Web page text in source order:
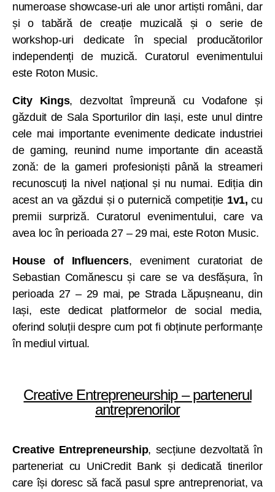
numeroase showcase-uri ale unor artiști români, dar
și o tabără de creație muzicală și o serie de
workshop-uri dedicate în special producătorilor
independenți de muzică. Curatorul evenimentului
este Roton Music.
City Kings, dezvoltat împreună cu Vodafone și
găzduit de Sala Sporturilor din Iași, este unul dintre
cele mai importante evenimente dedicate industriei
de gaming, reunind nume importante din această
zonă: de la gameri profesioniști până la streameri
recunoscuți la nivel național și nu numai. Ediția din
acest an va găzdui și o puternică competiție 1v1,cu
premii surpriză. Curatorul evenimentului, care va
avea loc în perioada 27 – 29 mai, este Roton Music.
House of Influencers, eveniment curatoriat de
Sebastian Comănescu și care se va desfășura, în
perioada 27 – 29 mai, pe Strada Lăpușneanu, din
Iași, este dedicat platformelor de social media,
oferind soluții despre cum pot fi obținute performanțe
în mediul virtual.
Creative Entrepreneurship – partenerul
antreprenorilor
Creative Entrepreneurship, secțiune dezvoltată în
parteneriat cu UniCredit Bank și dedicată tinerilor
care își doresc să facă pasul spre antreprenoriat, va